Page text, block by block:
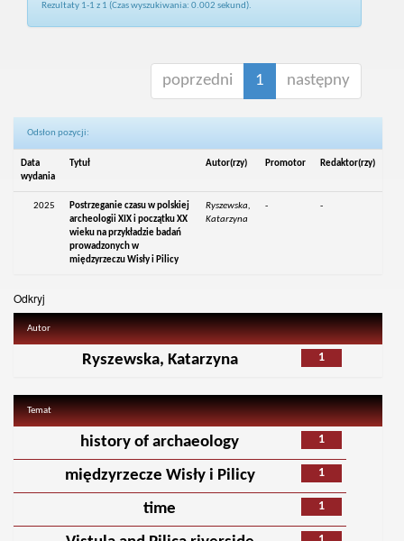
Rezultaty 1-1 z 1 (Czas wyszukiwania: 0.002 sekund).
poprzedni 1 następny
Odsłon pozycji:
Data
wydania
Tytuł Autor(rzy) Promotor Redaktor(rzy)
2025
Postrzeganie czasu w polskiej
archeologii XIX i początku XX
wieku na przykładzie badań
prowadzonych w
międzyrzeczu Wisły i Pilicy
Ryszewska,
Katarzyna
- -
Odkryj
Autor
1
Ryszewska, Katarzyna
Temat
1
history of archaeology
1
międzyrzecze Wisły i Pilicy
1
time